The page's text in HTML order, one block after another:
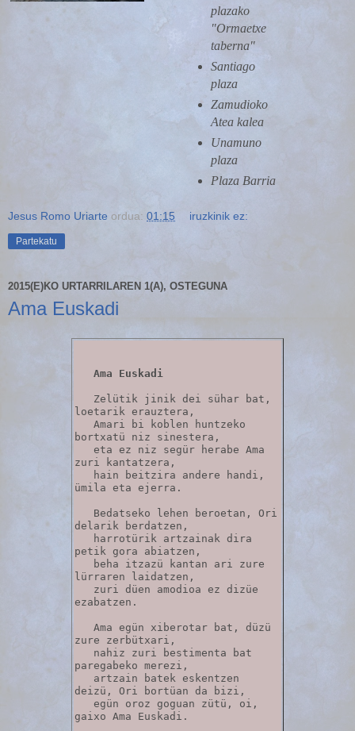
plazako
"Ormaetxe
taberna"
Santiago
plaza
Zamudioko
Atea kalea
Unamuno
plaza
Plaza Barria
Jesus Romo Uriarte ordua: 01:15 iruzkinik ez:
Partekatu
2015(E)KO URTARRILAREN 1(A), OSTEGUNA
Ama Euskadi
Ama Euskadi
Zelütik jinik dei sühar bat,
loetarik erauztera,
Amari bi koblen huntzeko
bortxatü niz sinestera,
eta ez niz segür herabe Ama
zuri kantatzera,
hain beitzira andere handi,
ümila eta ejerra.
Bedatseko lehen beroetan, Ori
delarik berdatzen,
harrotürik artzainak dira
petik gora abiatzen,
beha itzazü kantan ari zure
lürraren laidatzen,
zuri düen amodioa ez dizüe
ezabatzen.
Ama egün xiberotar bat, düzü
zure zerbütxari,
nahiz zuri bestimenta bat
paregabeko merezi,
artzain batek eskentzen
deizü, Ori bortüan da bizi,
egün oroz goguan zütü, oi,
gaixo Ama Euskadi.